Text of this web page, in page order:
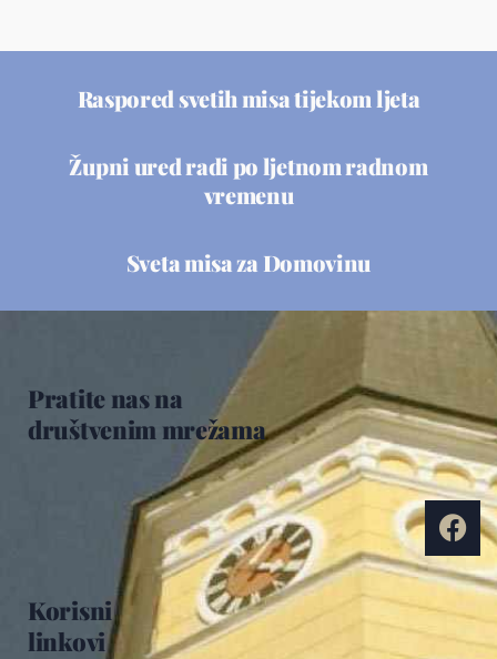
Raspored svetih misa tijekom ljeta
Župni ured radi po ljetnom radnom
vremenu
Sveta misa za Domovinu
Korisni
linkovi
Pratite nas na
društvenim mrežama